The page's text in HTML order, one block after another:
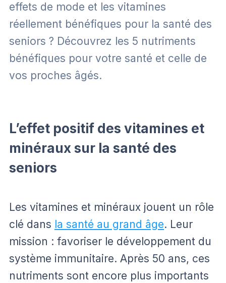
effets de mode et les vitamines
réellement bénéfiques pour la santé des
seniors ? Découvrez les 5 nutriments
bénéfiques pour votre santé et celle de
vos proches âgés.
L’effet positif des vitamines et
minéraux sur la santé des
seniors
Les vitamines et minéraux jouent un rôle
clé dans la santé au grand âge. Leur
mission : favoriser le développement du
système immunitaire. Après 50 ans, ces
nutriments sont encore plus importants